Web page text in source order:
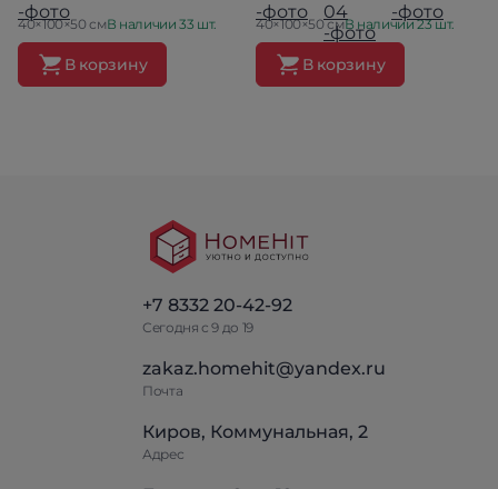
40×100×50 смВ наличии 33 шт.
В корзину
40×100×50 смВ наличии 23 шт.
В корзину
+7 8332 20-42-92
Сегодня с 9 до 19
zakaz.homehit@yandex.ru
Почта
Киров, Коммунальная, 2
Адрес